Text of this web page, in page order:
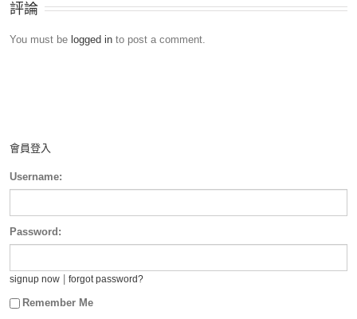
評論
You must be logged in to post a comment.
會員登入
Username:
Password:
signup now forgot password?
Remember Me